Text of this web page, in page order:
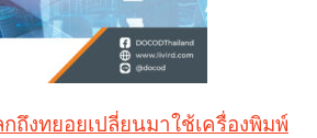
ถึงทยอยเปลี่ยนมาใช้เครื่องพิมพ์